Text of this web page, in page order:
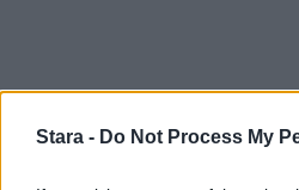
Stara - Do Not Process My